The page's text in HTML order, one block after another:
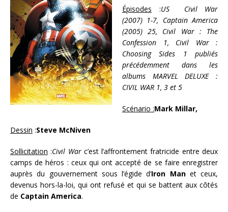
Épisodes :US Civil War
(2007) 1-7, Captain America
(2005) 25, Civil War : The
Confession 1, Civil War :
Choosing Sides 1 publiés
précédemment dans les
albums MARVEL DELUXE :
CIVIL WAR 1, 3 et 5
Scénario :Mark Millar,
Dessin :Steve McNiven
Sollicitation :Civil War c’est l’affrontement fratricide entre deux
camps de héros : ceux qui ont accepté de se faire enregistrer
auprès du gouvernement sous l’égide d’Iron Manet ceux,
devenus hors-la-loi, qui ont refusé et qui se battent aux côtés
de Captain America.